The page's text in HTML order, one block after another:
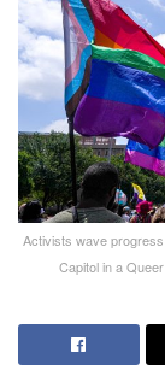
Activists wave
Capitol in a